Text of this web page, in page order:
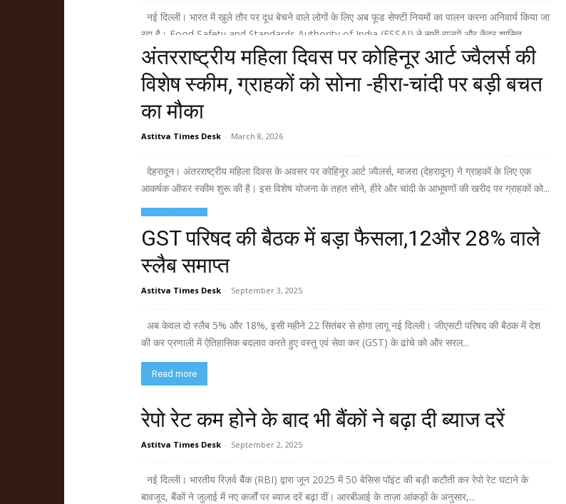
नई दिल्ली। भारत में खुले तौर पर दूध बेचने वाले लोगों के लिए अब फूड सेफ्टी नियमों का पालन करना अनिवार्य किया जा
रहा है। Food Safety and Standards Authority of India (FSSAI) ने सभी राज्यों और केंद्र शासित...
Read more
अंतरराष्ट्रीय महिला दिवस पर कोहिनूर आर्ट ज्वैलर्स की
विशेष स्कीम, ग्राहकों को सोना -हीरा-चांदी पर बड़ी बचत
का मौका
Astitva Times Desk - March 8, 2026
देहरादून। अंतरराष्ट्रीय महिला दिवस के अवसर पर कोहिनूर आर्ट ज्वैलर्स, माजरा (देहरादून) ने ग्राहकों के लिए एक
आकर्षक ऑफर स्कीम शुरू की है। इस विशेष योजना के तहत सोने, हीरे और चांदी के आभूषणों की खरीद पर ग्राहकों को...
Read more
GST परिषद की बैठक में बड़ा फैसला,12और 28% वाले
स्लैब समाप्त
Astitva Times Desk - September 3, 2025
अब केवल दो स्लैब 5% और 18%, इसी महीने 22 सितंबर से होगा लागू नई दिल्ली। जीएसटी परिषद की बैठक में देश
की कर प्रणाली में ऐतिहासिक बदलाव करते हुए वस्तु एवं सेवा कर (GST) के ढांचे को और सरल...
Read more
रेपो रेट कम होने के बाद भी बैंकों ने बढ़ा दी ब्याज दरें
Astitva Times Desk - September 2, 2025
नई दिल्ली। भारतीय रिज़र्व बैंक (RBI) द्वारा जून 2025 में 50 बेसिस पॉइंट की बड़ी कटौती कर रेपो रेट घटाने के
बावजूद, बैंकों ने जुलाई में नए कर्जों पर ब्याज दरें बढ़ा दीं। आरबीआई के ताज़ा आंकड़ों के अनुसार,...